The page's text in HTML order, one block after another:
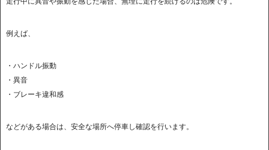
例えば、
・ハンドル振動
・異音
・ブレーキ違和感
などがある場合は、安全な場所へ停車し確認を行います。